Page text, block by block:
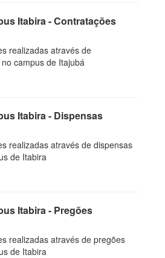
Itabira - Contratações
realizadas através de
campus de Itajubá
Itabira - Dispensas
realizadas através de dispensas
de Itabira
Itabira - Pregões
realizadas através de pregões
de Itabira